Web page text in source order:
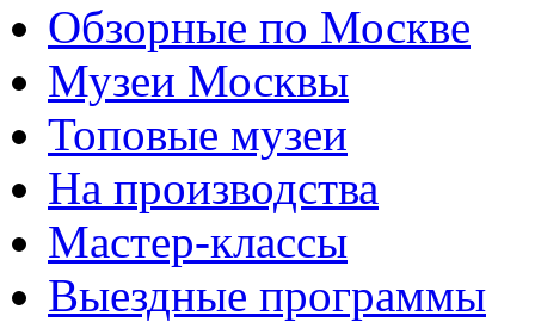
Обзорные по Москве
Музеи Москвы
Топовые музеи
На производства
Мастер-классы
Выездные программы